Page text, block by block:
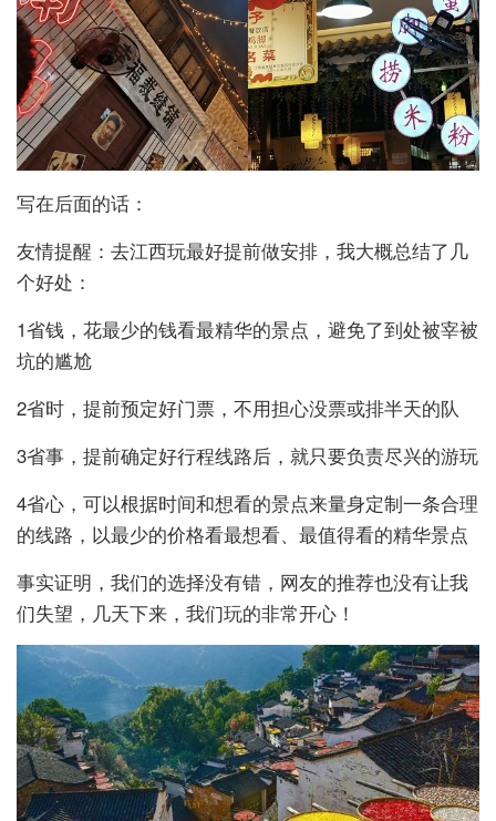
写在后面的话：
友情提醒：去江西玩最好提前做安排，我大概总结了几
个好处：
1省钱，花最少的钱看最精华的景点，避免了到处被宰被
坑的尴尬
2省时，提前预定好门票，不用担心没票或排半天的队
3省事，提前确定好行程线路后，就只要负责尽兴的游玩
4省心，可以根据时间和想看的景点来量身定制一条合理
的线路，以最少的价格看最想看、最值得看的精华景点
事实证明，我们的选择没有错，网友的推荐也没有让我
们失望，几天下来，我们玩的非常开心！